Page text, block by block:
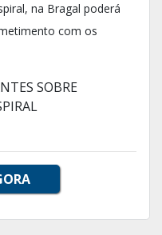
na Bragal poderá
com os
SOBRE